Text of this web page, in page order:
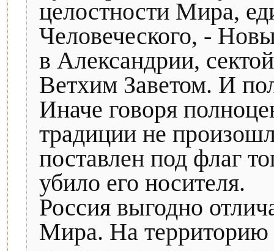
целостности Мира,
Человеческого, -
в Александрии,
Ветхим Заветом. И
Иначе говоря
традиции не
поставлен под флаг
убило его носителя.
Россия выгодно
Мира. На территорию